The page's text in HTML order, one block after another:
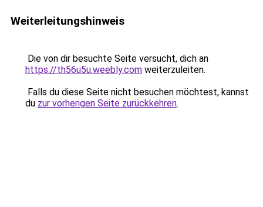
Weiterleitungshinweis
Die von dir besuchte Seite versucht, dich an
https://th56u5u.weebly.com weiterzuleiten.
Falls du diese Seite nicht besuchen möchtest, kannst
du zur vorherigen Seite zurückkehren.